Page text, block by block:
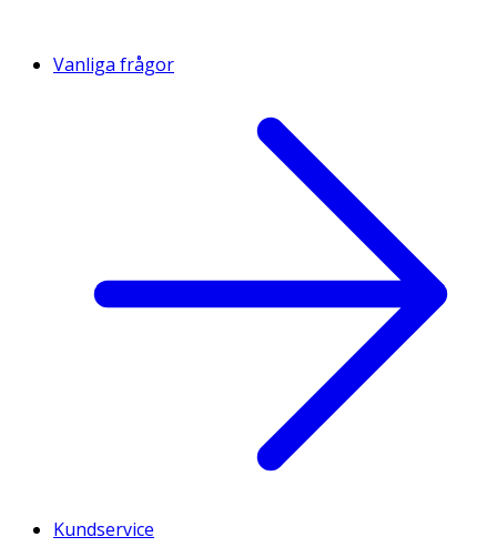
Vanliga frågor
Kundservice